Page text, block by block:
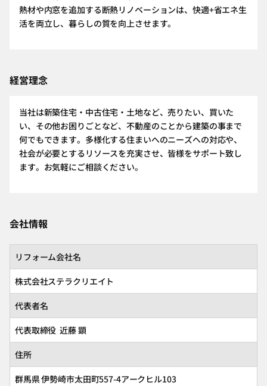
熱材や内窓を追加する断熱リノベーションは、快適+省エネ生
活を両立し、暮らしの質を向上させます。
経営理念
当社は新築住宅・中古住宅・土地など、売りたい、買いた
い、その他お困りごとなど、不動産のことから建築の事まで
何でもできます。多様化する住まいへのニーズへの対応や、
社会が必要とするリソースを充実させ、皆様をサポート致し
ます。お気軽にご相談ください。
会社情報
リフォーム会社名
株式会社ステラクリエイト
代表者名
代表取締役 近藤 顕
住所
群馬県 伊勢崎市太田町557-4アークヒル103